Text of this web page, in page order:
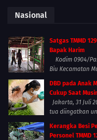
Nasional
Satgas TMMD
Bapak Harim
Kodim 0904/
Biu Kecamatan
DBD pada Anak
Cukup Saat
Jakarta, 31 Juli
tua diingatkan
Kerangka Besi
Personel TMMD